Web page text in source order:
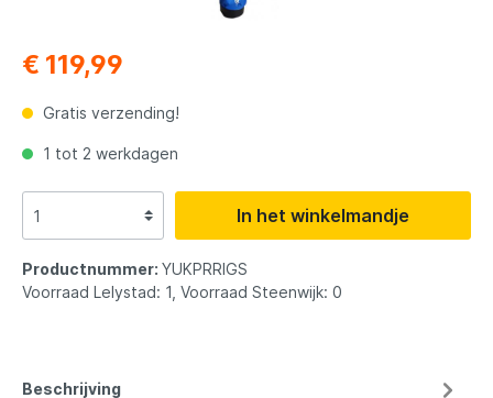
€ 119,99
Gratis verzending!
1 tot 2 werkdagen
In het winkelmandje
Productnummer: YUKPRRIGS
Voorraad Lelystad: 1, Voorraad Steenwijk: 0
Beschrijving